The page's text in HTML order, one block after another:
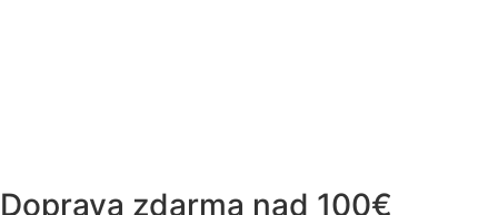
Doprava zdarma nad 100€